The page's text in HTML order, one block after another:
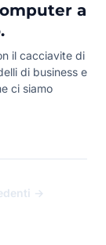
a
il cacciavite di
di business e
ci siamo
→